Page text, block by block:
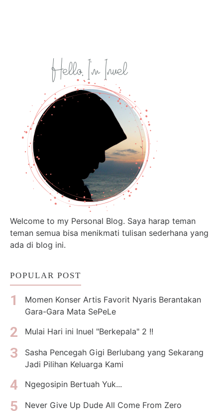
Welcome to my Personal Blog. Saya harap teman
teman semua bisa menikmati tulisan sederhana yang
ada di blog ini.
POPULAR POST
Momen Konser Artis Favorit Nyaris Berantakan
Gara-Gara Mata SePeLe
Mulai Hari ini Inuel "Berkepala" 2 !!
Sasha Pencegah Gigi Berlubang yang Sekarang
Jadi Pilihan Keluarga Kami
Ngegosipin Bertuah Yuk...
Never Give Up Dude All Come From Zero